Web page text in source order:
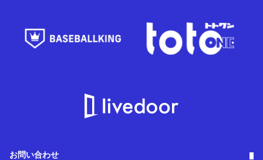
お問い合わせ